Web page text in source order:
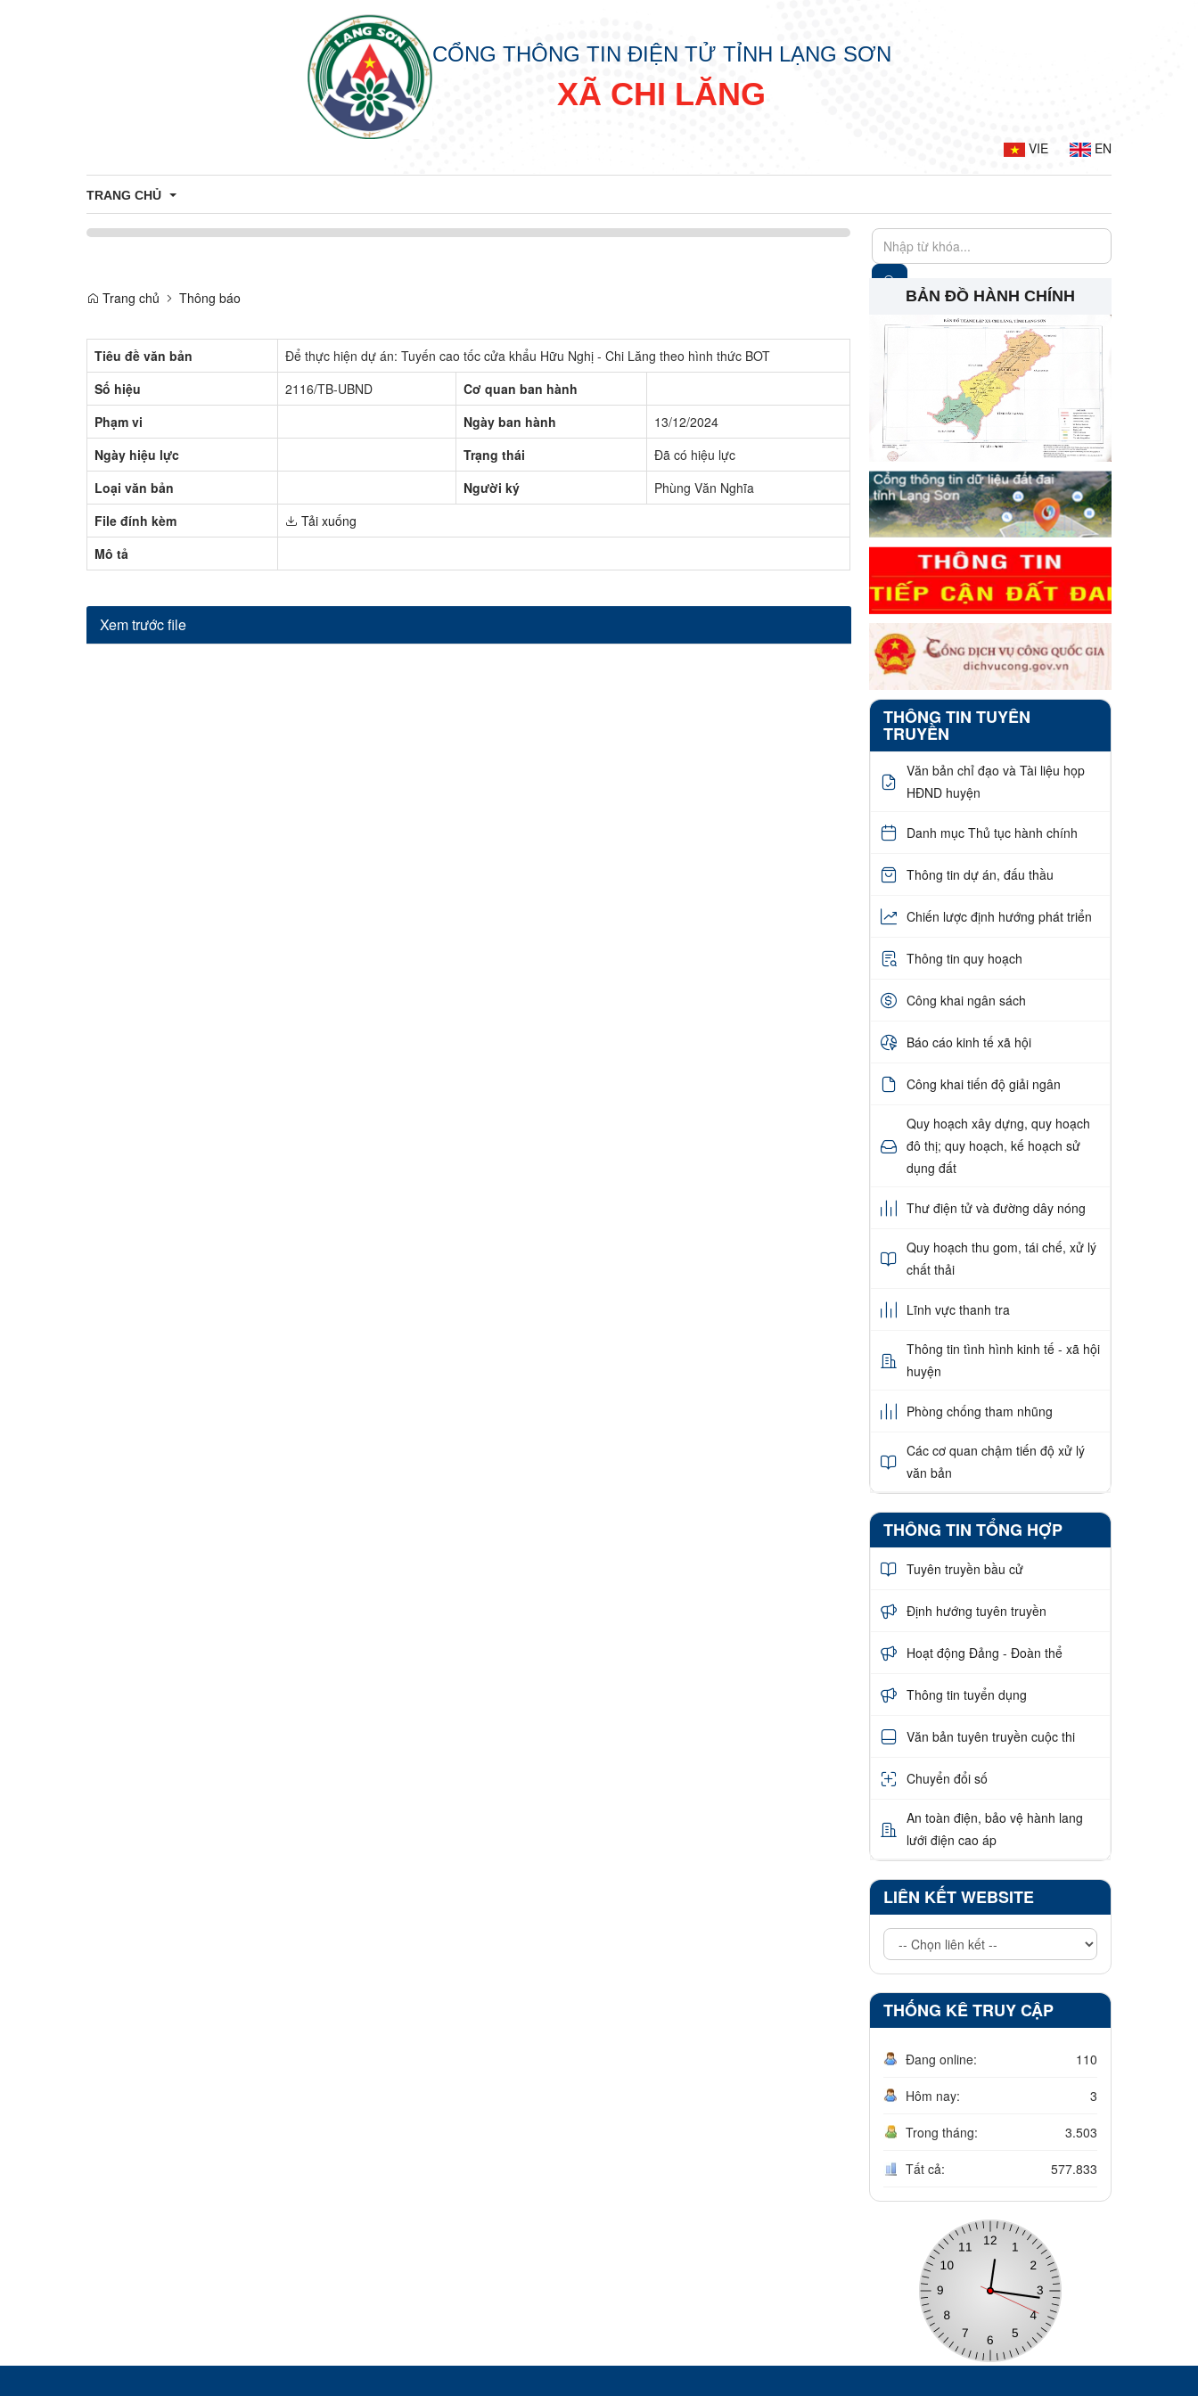
CỔNG THÔNG TIN ĐIỆN TỬ TỈNH LẠNG SƠN
XÃ CHI LĂNG
VIE EN
TRANG CHỦ
Thông tin chung
Trang chủ Thông báo
Tiêu đề văn bản
Để thực hiện dự án: Tuyến cao tốc cửa khẩu Hữu Nghị - Chi Lăng theo hình thức BOT
Số hiệu
2116/TB-UBND
Cơ quan ban hành
Phạm vi
Ngày ban hành
13/12/2024
Ngày hiệu lực
Trạng thái
Đã có hiệu lực
Loại văn bản
Người ký
Phùng Văn Nghĩa
File đính kèm
Tải xuống
Mô tả
Xem trước file
BẢN ĐỒ HÀNH CHÍNH
THÔNG TIN TUYÊN
TRUYỀN
Văn bản chỉ đạo và Tài liệu họp
HĐND huyện
Danh mục Thủ tục hành chính
Thông tin dự án, đấu thầu
Chiến lược định hướng phát triển
Thông tin quy hoạch
Công khai ngân sách
Báo cáo kinh tế xã hội
Công khai tiến độ giải ngân
Quy hoạch xây dựng, quy hoạch
đô thị; quy hoạch, kế hoạch sử
dụng đất
Thư điện tử và đường dây nóng
Quy hoạch thu gom, tái chế, xử lý
chất thải
Lĩnh vực thanh tra
Thông tin tình hình kinh tế - xã hội
huyện
Phòng chống tham nhũng
Các cơ quan chậm tiến độ xử lý
văn bản
THÔNG TIN TỔNG HỢP
Tuyên truyền bầu cử
Định hướng tuyên truyền
Hoạt động Đảng - Đoàn thể
Thông tin tuyển dụng
Văn bản tuyên truyền cuộc thi
Chuyển đổi số
An toàn điện, bảo vệ hành lang
lưới điện cao áp
LIÊN KẾT WEBSITE
THỐNG KÊ TRUY CẬP
Đang online: 110
Hôm nay: 3
Trong tháng: 3.503
Tất cả: 577.833